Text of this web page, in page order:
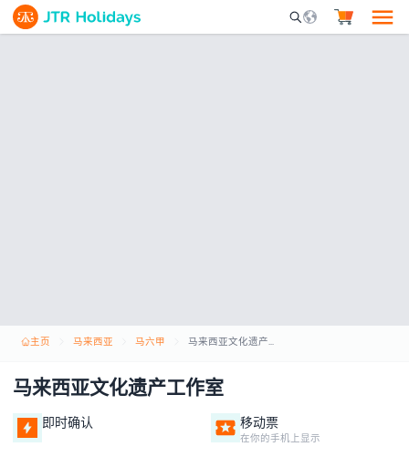
Mobile Search
主页 马来西亚 马六甲 马来西亚文化遗产工作室
马来西亚文化遗产工作室
即时确认 移动票
在你的手机上显示